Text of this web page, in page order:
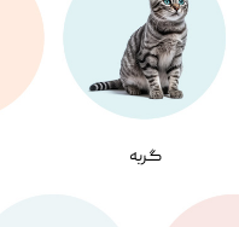
گربه